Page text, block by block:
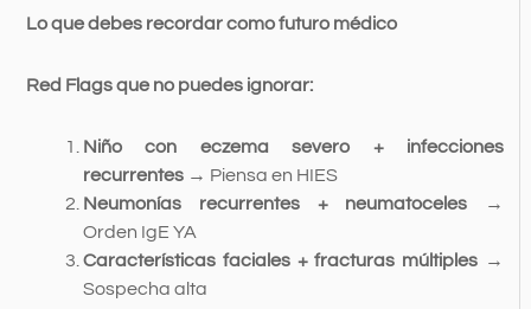
Lo que debes recordar como futuro médico
Red Flags que no puedes ignorar:
Niño con eczema severo + infecciones
recurrentes→ Piensa en HIES
Neumonías recurrentes + neumatoceles →
Orden IgE YA
Características faciales + fracturas múltiples →
Sospecha alta